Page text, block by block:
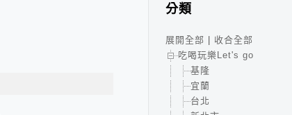
分類
展開全部
收合全部
吃喝玩樂Let's go
基隆
宜蘭
台北